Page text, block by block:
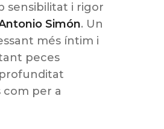
sensibilitat i rigor
Simón. Un
més íntim i
peces
per a